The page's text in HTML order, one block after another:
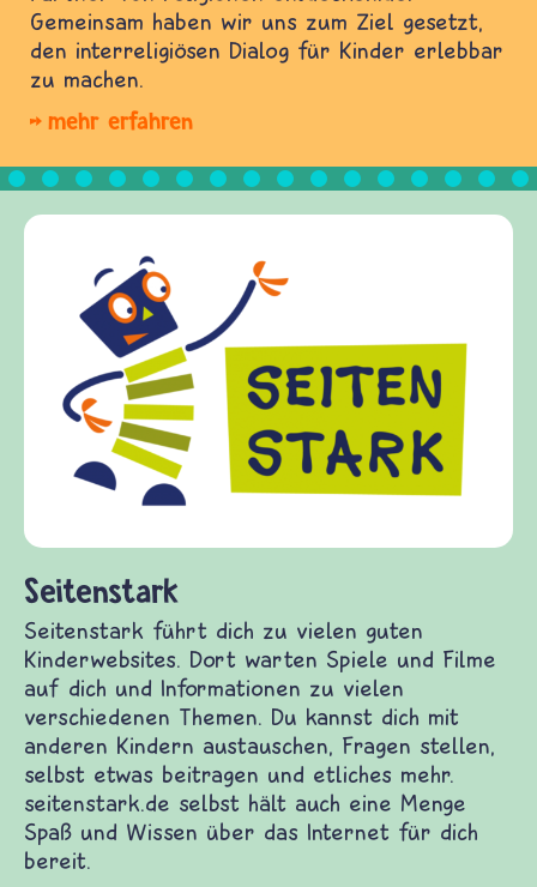
Gemeinsam haben wir uns zum Ziel gesetzt,
den interreligiösen Dialog für Kinder erlebbar
zu machen.
mehr erfahren
Seitenstark
Seitenstark führt dich zu vielen guten
Kinderwebsites. Dort warten Spiele und Filme
auf dich und Informationen zu vielen
verschiedenen Themen. Du kannst dich mit
anderen Kindern austauschen, Fragen stellen,
selbst etwas beitragen und etliches mehr.
seitenstark.de selbst hält auch eine Menge
Spaß und Wissen über das Internet für dich
bereit.